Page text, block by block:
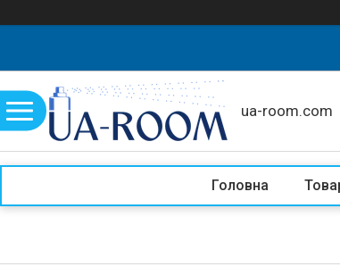
ua-room.com
Головна